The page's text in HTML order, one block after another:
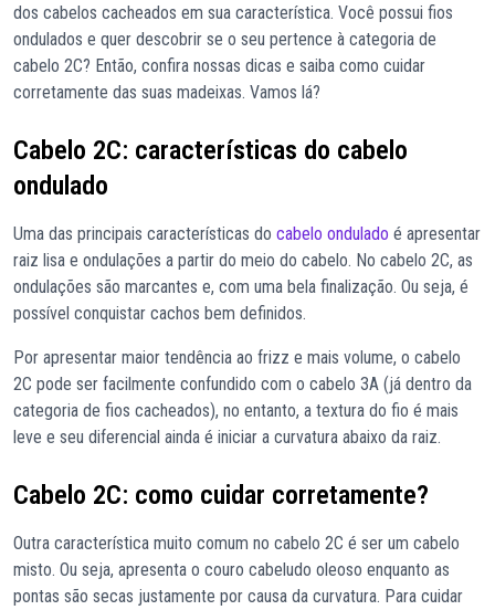
dos cabelos cacheados em sua característica. Você possui fios
ondulados e quer descobrir se o seu pertence à categoria de
cabelo 2C? Então, confira nossas dicas e saiba como cuidar
corretamente das suas madeixas. Vamos lá?
Cabelo 2C: características do cabelo
ondulado
Uma das principais características do cabelo ondulado é apresentar
raiz lisa e ondulações a partir do meio do cabelo. No cabelo 2C, as
ondulações são marcantes e, com uma bela finalização. Ou seja, é
possível conquistar cachos bem definidos.
Por apresentar maior tendência ao frizz e mais volume, o cabelo
2C pode ser facilmente confundido com o cabelo 3A (já dentro da
categoria de fios cacheados), no entanto, a textura do fio é mais
leve e seu diferencial ainda é iniciar a curvatura abaixo da raiz.
Cabelo 2C: como cuidar corretamente?
Outra característica muito comum no cabelo 2C é ser um cabelo
misto. Ou seja, apresenta o couro cabeludo oleoso enquanto as
pontas são secas justamente por causa da curvatura. Para cuidar